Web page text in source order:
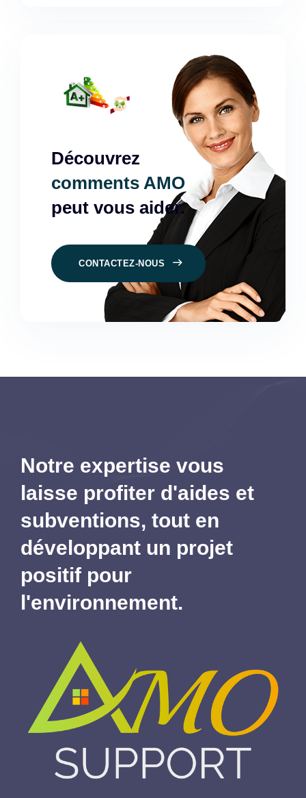
Découvrez
comments AMO
peut vous aider.
CONTACTEZ-NOUS
Notre expertise vous
laisse profiter d'aides et
subventions, tout en
développant un projet
positif pour
l'environnement.